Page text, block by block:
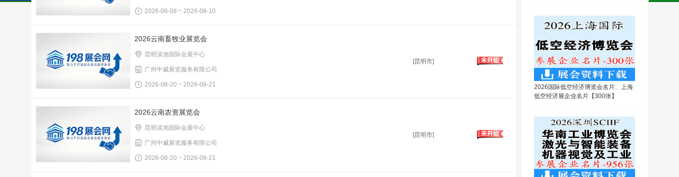
2026-08-08 ~ 2026-08-10
2026云南畜牧业展览会
昆明滇池国际会展中心
广州中威展览服务有限公司
2026-08-20 ~ 2026-08-21
[昆明市]
2026云南农资展览会
昆明滇池国际会展中心
广州中威展览服务有限公司
2026-08-20 ~ 2026-08-21
[昆明市]
2026国际低空经济博览会名片、上海
低空经济展企业名片【300张】